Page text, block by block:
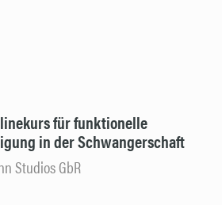
für funktionelle
in der Schwangerschaft
Studios GbR